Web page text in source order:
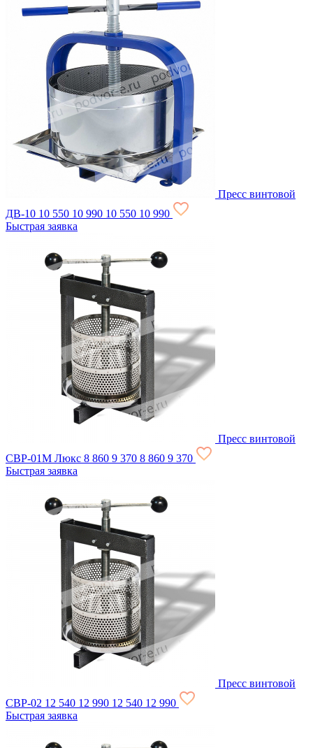
Пресс винтовой
ДВ-10 10 550 10 990 10 550 10 990
Быстрая заявка
Пресс винтовой
СВР-01М Люкс 8 860 9 370 8 860 9 370
Быстрая заявка
Пресс винтовой
СВР-02 12 540 12 990 12 540 12 990
Быстрая заявка